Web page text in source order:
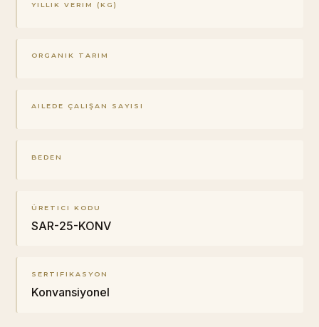
YILLIK VERIM (KG)
ORGANIK TARIM
AILEDE ÇALIŞAN SAYISI
BEDEN
ÜRETICI KODU
SAR-25-KONV
SERTIFIKASYON
Konvansiyonel